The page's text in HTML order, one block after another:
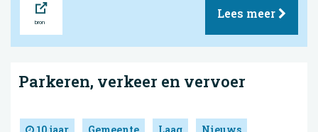
Lees meer
Parkeren, verkeer en vervoer